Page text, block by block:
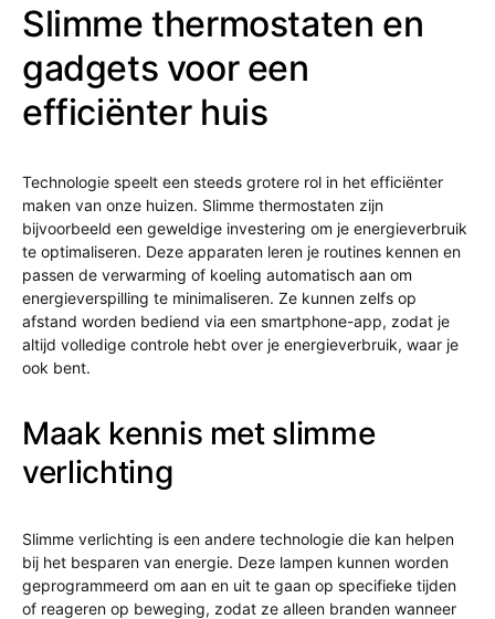
Slimme thermostaten en
gadgets voor een
efficiënter huis
Technologie speelt een steeds grotere rol in het efficiënter
maken van onze huizen. Slimme thermostaten zijn
bijvoorbeeld een geweldige investering om je energieverbruik
te optimaliseren. Deze apparaten leren je routines kennen en
passen de verwarming of koeling automatisch aan om
energieverspilling te minimaliseren. Ze kunnen zelfs op
afstand worden bediend via een smartphone-app, zodat je
altijd volledige controle hebt over je energieverbruik, waar je
ook bent.
Maak kennis met slimme
verlichting
Slimme verlichting is een andere technologie die kan helpen
bij het besparen van energie. Deze lampen kunnen worden
geprogrammeerd om aan en uit te gaan op specifieke tijden
of reageren op beweging, zodat ze alleen branden wanneer